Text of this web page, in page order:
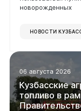
новорожденных
НОВОСТИ
06 августа 2026
Кузбасские
топливо в